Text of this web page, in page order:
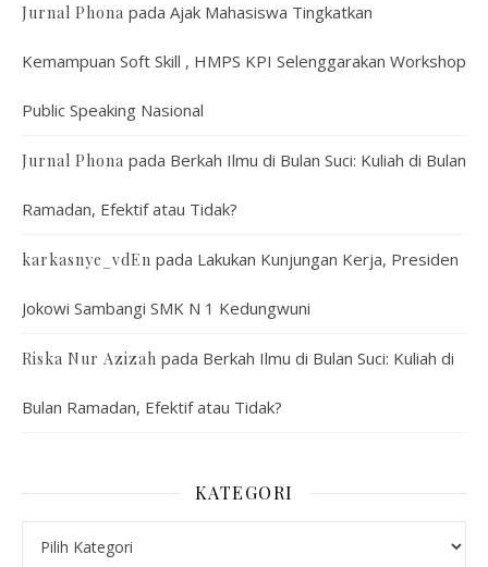
Jurnal Phona pada Ajak Mahasiswa Tingkatkan
Kemampuan Soft Skill , HMPS KPI Selenggarakan Workshop
Public Speaking Nasional
Jurnal Phona pada Berkah Ilmu di Bulan Suci: Kuliah di Bulan
Ramadan, Efektif atau Tidak?
karkasnye_vdEn pada Lakukan Kunjungan Kerja, Presiden
Jokowi Sambangi SMK N 1 Kedungwuni
Riska Nur Azizah pada Berkah Ilmu di Bulan Suci: Kuliah di
Bulan Ramadan, Efektif atau Tidak?
KATEGORI